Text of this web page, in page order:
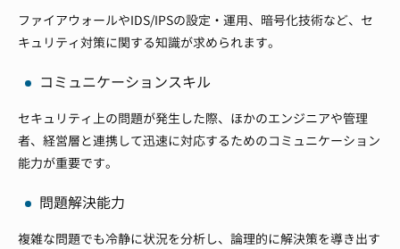
ファイアウォールやIDS/IPSの設定・運用、暗号化技術など、セ
キュリティ対策に関する知識が求められます。
コミュニケーションスキル
セキュリティ上の問題が発生した際、ほかのエンジニアや管理
者、経営層と連携して迅速に対応するためのコミュニケーション
能力が重要です。
問題解決能力
複雑な問題でも冷静に状況を分析し、論理的に解決策を導き出す